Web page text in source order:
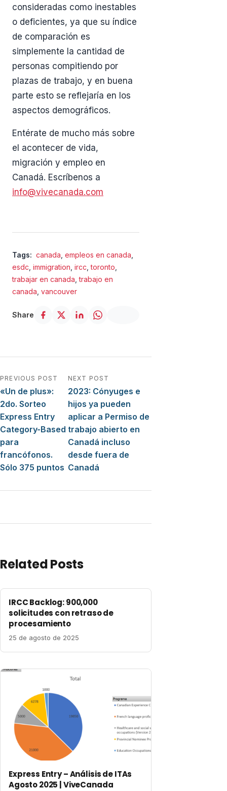
consideradas como inestables
o deficientes, ya que su índice
de comparación es
simplemente la cantidad de
personas compitiendo por
plazas de trabajo, y en buena
parte esto se reflejaría en los
aspectos demográficos.
Entérate de mucho más sobre
el acontecer de vida,
migración y empleo en
Canadá. Escríbenos a
info@vivecanada.com
Tags: canada empleos en canada
esdc immigration ircc ,toronto
trabajar en canada ,trabajo en
canada vancouver
Share
Navegación de entradas
PREVIOUS POST
«Un de plus»:
2do. Sorteo
Express Entry
Category-Based
para
francófonos.
Sólo 375 puntos
NEXT POST
2023: Cónyuges e
hijos ya pueden
aplicar a Permiso de
trabajo abierto en
Canadá incluso
desde fuera de
Canadá
Related Posts
IRCC Backlog: 900,000
solicitudes con retraso de
procesamiento
25 de agosto de 2025
Express Entry – Análisis de ITAs
Agosto 2025 | ViveCanada